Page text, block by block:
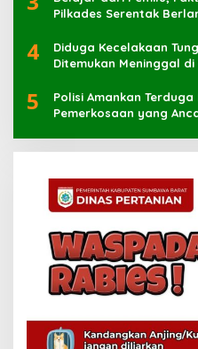
Pilkades Serentak
4
Diduga Kecelakaan
Ditemukan Meninggal
5
Polisi Amankan
Pemerkosaan yang